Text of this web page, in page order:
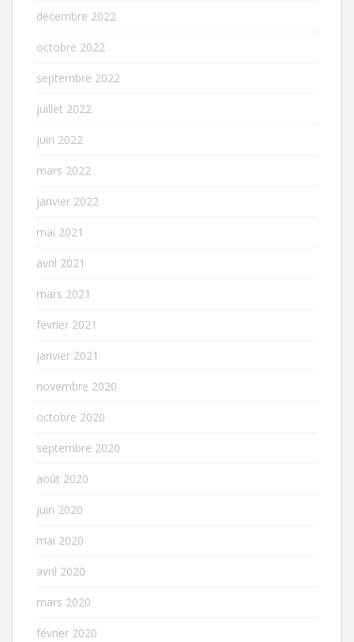
décembre 2022
octobre 2022
septembre 2022
juillet 2022
juin 2022
mars 2022
janvier 2022
mai 2021
avril 2021
mars 2021
février 2021
janvier 2021
novembre 2020
octobre 2020
septembre 2020
août 2020
juin 2020
mai 2020
avril 2020
mars 2020
février 2020